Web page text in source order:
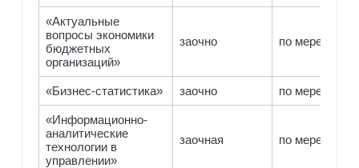
«Актуальные
вопросы экономики
бюджетных
организаций»
заочно по мере
«Бизнес-статистика» заочно по мере
«Информационно-
аналитические
технологии в
управлении»
заочная по мере